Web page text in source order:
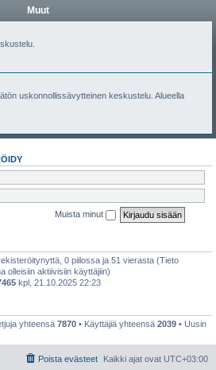
Muut
uskonnollissävytteinen keskustelu. Alueella
Muista minut
0 piilossa ja 51 vierasta (Tieto
olleisiin aktiivisiin käyttäjiin)
kpl, 21.10.2025 22:23
yhteensä 7870 • Käyttäjiä yhteensä 2039 • Uusin
Kaikki ajat ovat UTC+03:00
Poista evästeet